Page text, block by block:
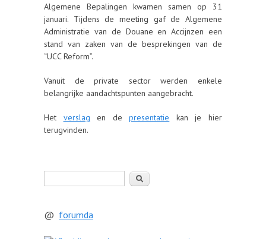
Algemene Bepalingen kwamen samen op 31
januari. Tijdens de meeting gaf de Algemene
Administratie van de Douane en Accijnzen een
stand van zaken van de besprekingen van de
“UCC Reform”.
Vanuit de private sector werden enkele
belangrijke aandachtspunten aangebracht.
Het verslag en depresentatie kan je hier
terugvinden.
@ forumda